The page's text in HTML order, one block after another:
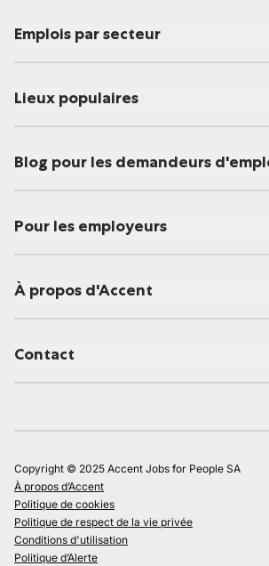
Emplois par secteur
Lieux populaires
Blog pour les demandeurs
Pour les employeurs
À propos d'Accent
Contact
Copyright © 2025 Accent Jobs for People SA
À propos d’Accent
Politique de cookies
Politique de respect de la vie privée
Conditions d'utilisation
Politique d’Alerte